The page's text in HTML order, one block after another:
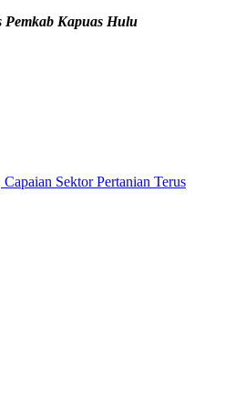
Pemkab Kapuas Hulu
Sektor Pertanian Terus